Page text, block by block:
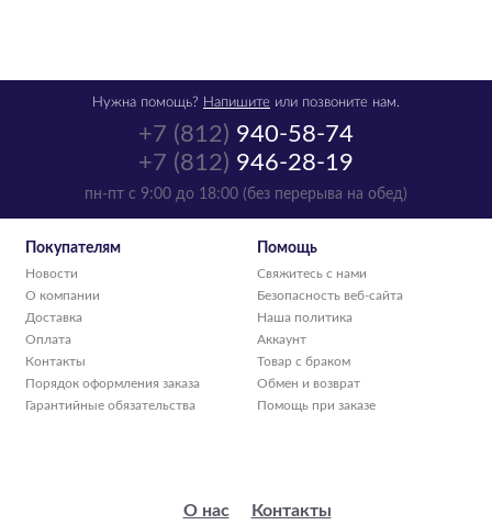
р.
Картридж Pantum
CTL-1100XY желтый
аналог CTL1100XY
+7 (812) 940-58-74
+7 (812) 946-28-19
пн-пт с 9:00 до 18:00 (без перерыва на обед)
Нужна помощь? Напишите или позвоните нам.
Покупателям
Новости
О компании
Доставка
Оплата
Контакты
Порядок оформления заказа
Гарантийные обязательства
Помощь
Свяжитесь с нами
Безопасность веб-сайта
Наша политика
Аккаунт
Товар с браком
Обмен и возврат
Помощь при заказе
О нас Контакты